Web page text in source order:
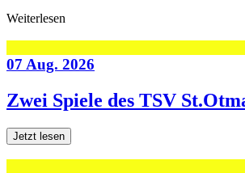
Weiterlesen
07 Aug. 2026
Zwei Spiele des TSV
Jetzt lesen